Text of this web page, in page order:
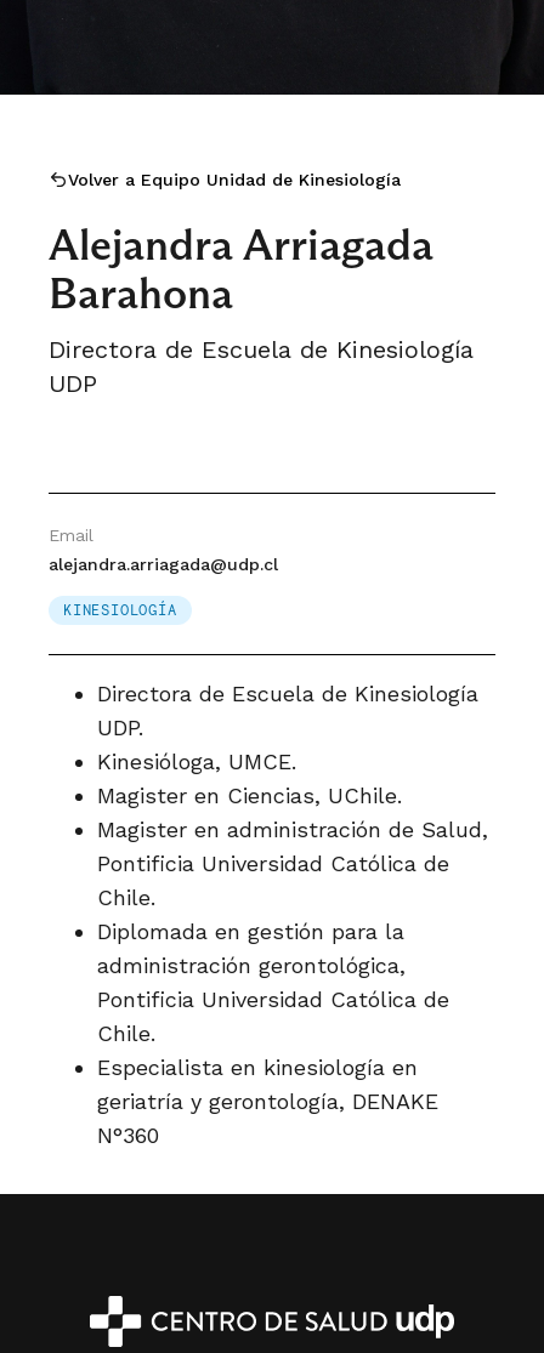
Volver a Equipo Unidad de Kinesiología
Alejandra Arriagada
Barahona
Directora de Escuela de Kinesiología
UDP
Email
alejandra.arriagada@udp.cl
KINESIOLOGÍA
Directora de Escuela de Kinesiología
UDP.
Kinesióloga, UMCE.
Magister en Ciencias, UChile.
Magister en administración de Salud,
Pontificia Universidad Católica de
Chile.
Diplomada en gestión para la
administración gerontológica,
Pontificia Universidad Católica de
Chile.
Especialista en kinesiología en
geriatría y gerontología, DENAKE
N°360